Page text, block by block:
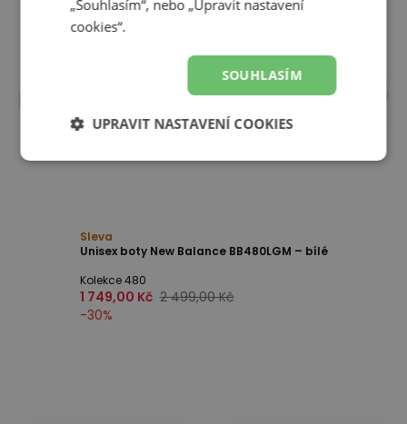
Sleva
Unisex boty New Balance BB480LGM – bílé
Kolekce 480
1 749,00 Kč 2 499,00 Kč
-30%
„Souhlasím“, nebo „Upravit nastavení
cookies“.
SOUHLASÍM
UPRAVIT NASTAVENÍ COOKIES